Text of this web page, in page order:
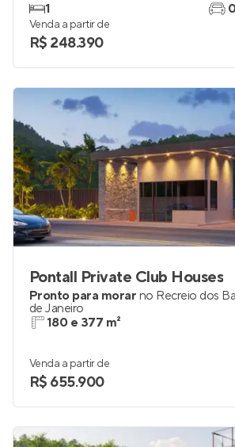
1
Venda a partir de
R$ 248.390
Pontall Private Club Houses
Pronto para morar no Recreio dos
de Janeiro
180 e 377 m²
Venda a partir de
R$ 655.900